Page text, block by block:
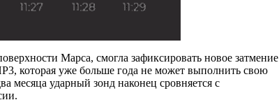
Марса, смогла зафиксировать новое затмение
которая уже больше года не может выполнить свою
месяца ударный зонд наконец сровняется с